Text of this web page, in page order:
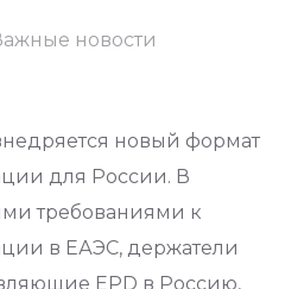
новости
новый формат
для России. В
требованиями к
в ЕАЭС, держатели
EPD в Россию,